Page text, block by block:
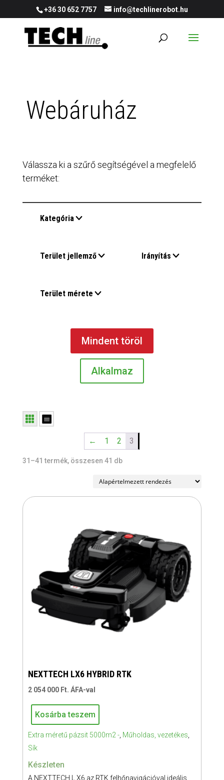
+36 30 652 7757 info@techlinerobot.hu
Webáruház
Válassza ki a szűrő segítségével a megfelelő
terméket:
Kategória
Terület jellemző Irányítás
Terület mérete
Mindent töröl
Alkalmaz
← 1 2 3
31–41 termék, összesen 41 db
NEXTTECH LX6 HYBRID RTK
2 054 000 Ft. ÁFA-val
NEXTTECH
LX6
HYBRID
RTK
mennyiség
Kosárba teszem
Extra méretű pázsit 5000m2 -, Műholdas, vezetékes
Sík
Készleten
A NEXTTECH L X6 az RTK felhőnavigációval ideális